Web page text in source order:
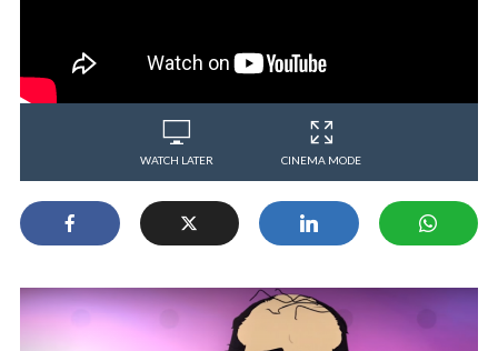
WATCH LATER CINEMA MODE